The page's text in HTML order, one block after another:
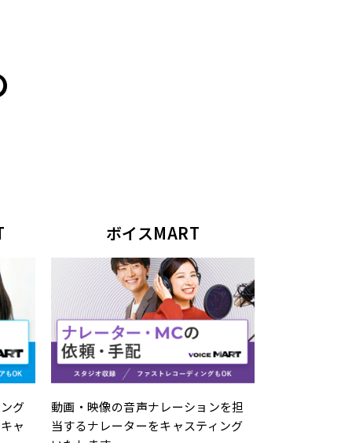
グ
ャ
ボイスMART
動画・映像の音声ナレーションを担
当するナレーターをキャスティング